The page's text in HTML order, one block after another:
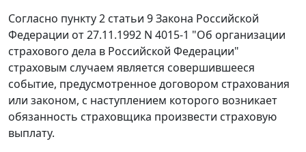
Согласно пункту 2 статьи 9Закона Российской
Федерации от 27.11.1992 N 4015-1 "Об организации
страхового дела в Российской Федерации"
страховым случаем является совершившееся
событие, предусмотренное договором страхования
или законом, с наступлением которого возникает
обязанность страховщика произвести страховую
выплату.